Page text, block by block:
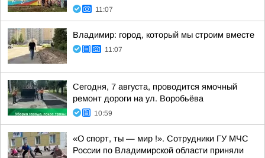
11:07
Владимир: город, который мы строим вместе
11:07
Сегодня, 7 августа, проводится ямочный
ремонт дороги на ул. Воробьёва
10:59
«О спорт, ты — мир !». Сотрудники ГУ МЧС
России по Владимирской области приняли